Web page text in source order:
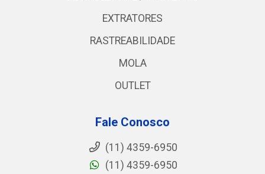
EXTRATORES
RASTREABILIDADE
MOLA
OUTLET
Fale Conosco
(11) 4359-6950
(11) 4359-6950